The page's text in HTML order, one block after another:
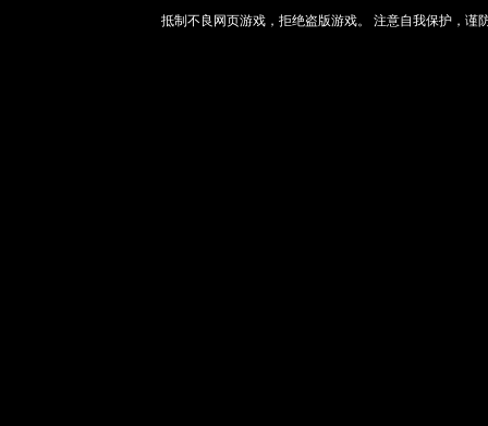
抵制不良网页游戏，拒绝盗版游戏。 注意自我保护，谨